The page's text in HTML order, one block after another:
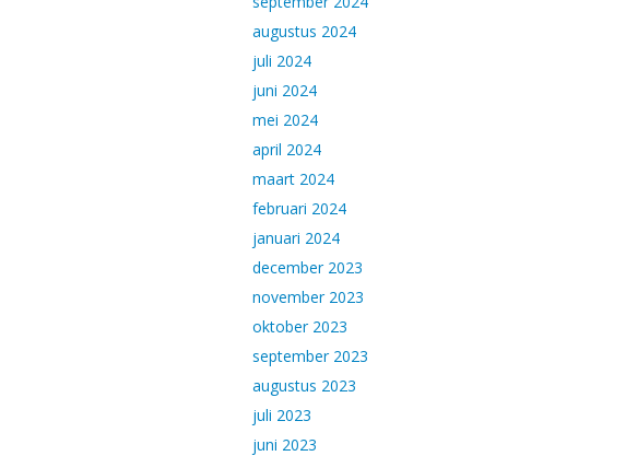
augustus 2024
juli 2024
juni 2024
mei 2024
april 2024
maart 2024
februari 2024
januari 2024
december 2023
november 2023
oktober 2023
september 2023
augustus 2023
juli 2023
juni 2023